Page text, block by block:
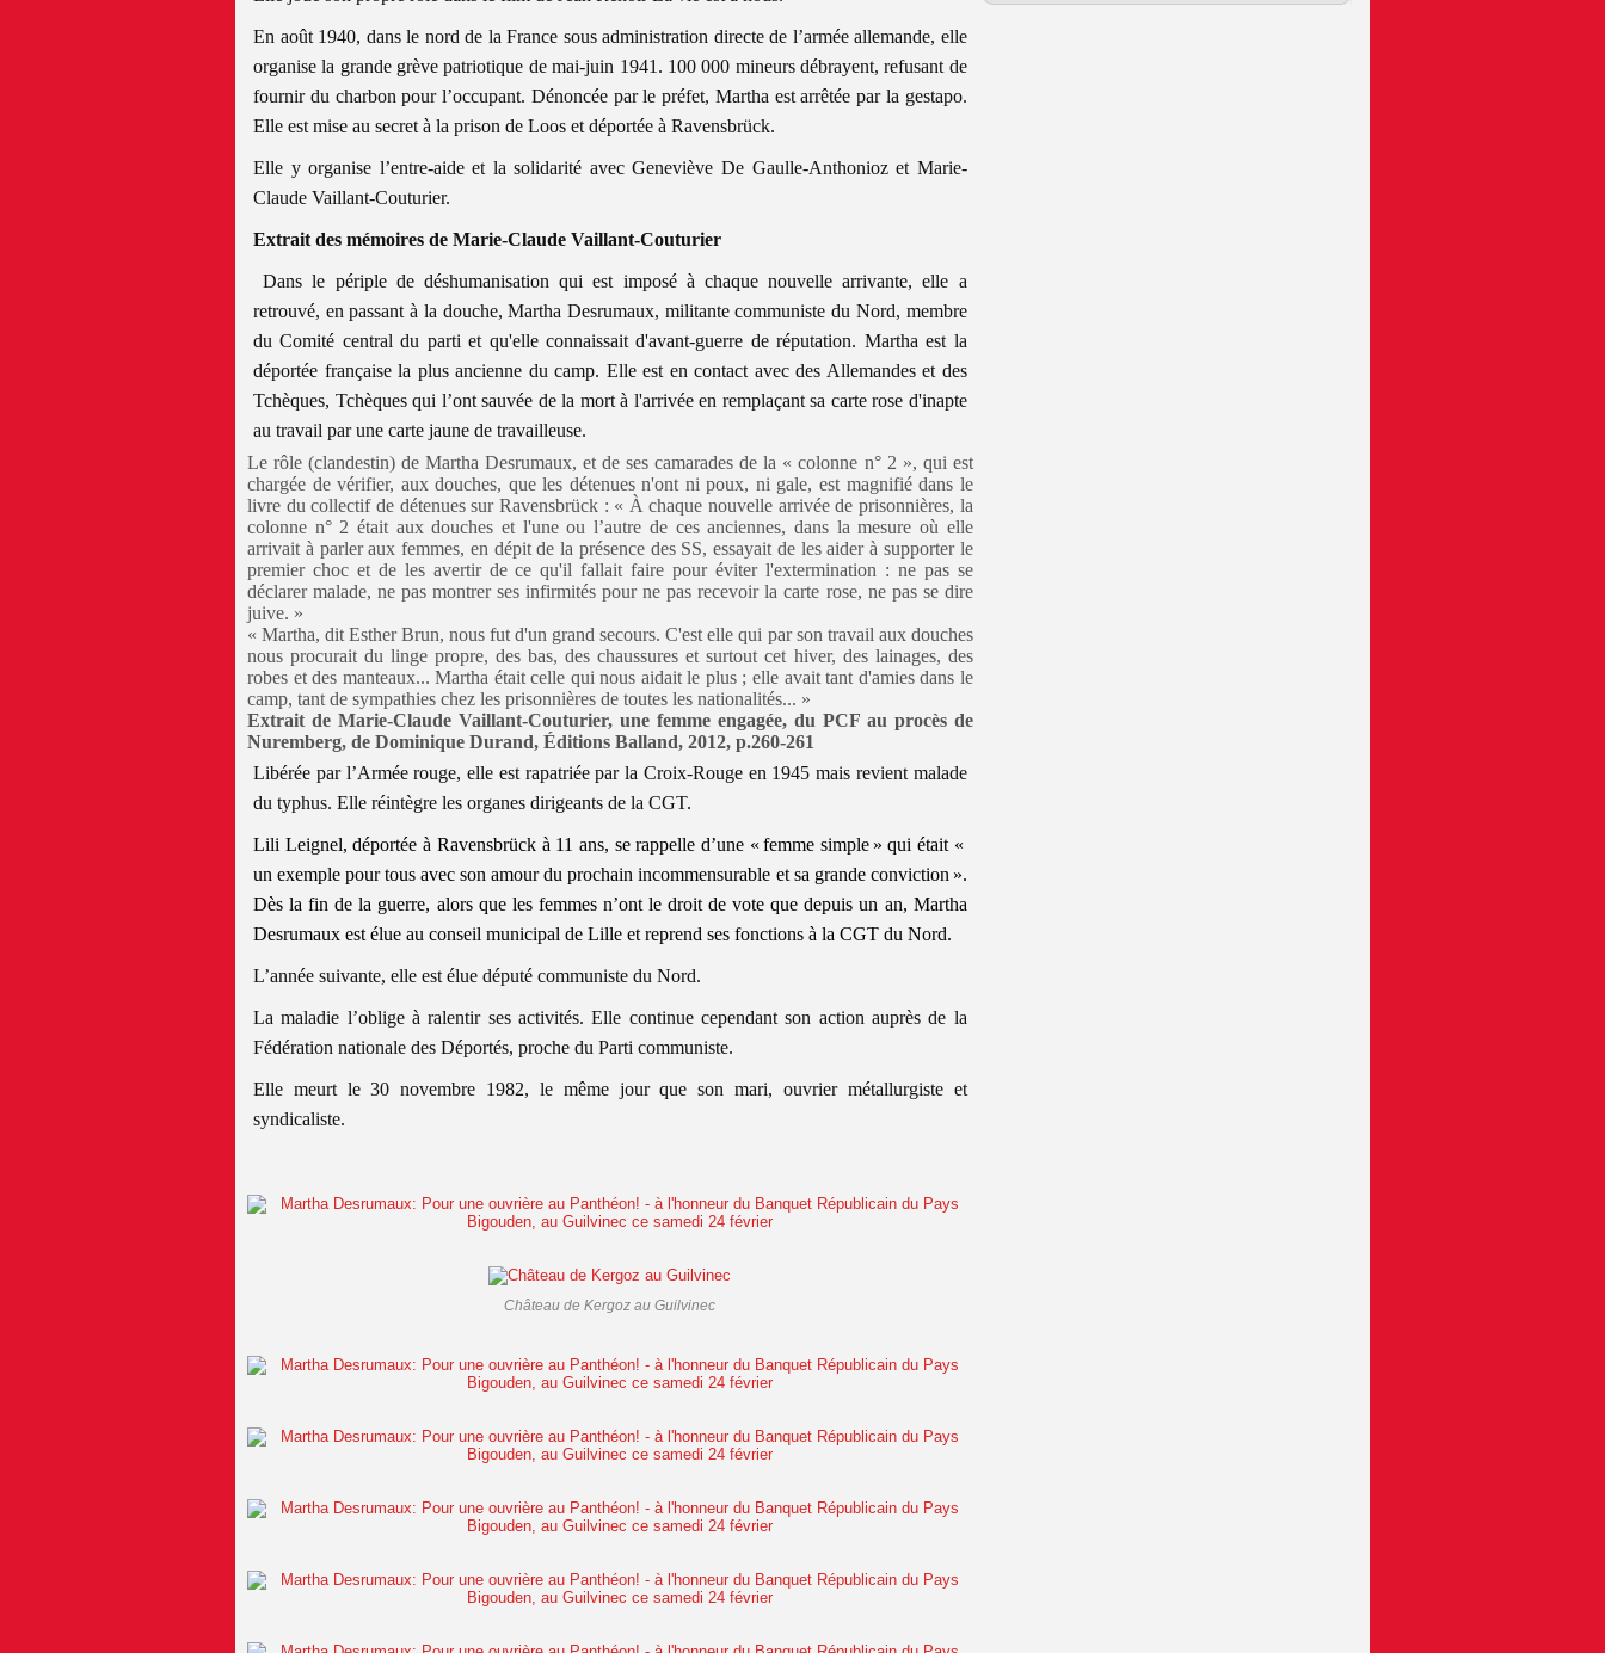
En août 1940, dans le nord de la France sous administration directe de l’armée allemande, elle
organise la grande grève patriotique de mai-juin 1941. 100 000 mineurs débrayent, refusant de
fournir du charbon pour l’occupant. Dénoncée par le préfet, Martha est arrêtée par la gestapo.
Elle est mise au secret à la prison de Loos et déportée à Ravensbrück.
Elle y organise l’entre-aide et la solidarité avec Geneviève De Gaulle-Anthonioz et Marie-
Claude Vaillant-Couturier.
Extrait des mémoires de Marie-Claude Vaillant-Couturier
Dans le périple de déshumanisation qui est imposé à chaque nouvelle arrivante, elle a
retrouvé, en passant à la douche, Martha Desrumaux, militante communiste du Nord, membre
du Comité central du parti et qu'elle connaissait d'avant-guerre de réputation. Martha est la
déportée française la plus ancienne du camp. Elle est en contact avec des Allemandes et des
Tchèques, Tchèques qui l’ont sauvée de la mort à l'arrivée en remplaçant sa carte rose d'inapte
au travail par une carte jaune de travailleuse.
Le rôle (clandestin) de Martha Desrumaux, et de ses camarades de la « colonne n° 2 », qui est
chargée de vérifier, aux douches, que les détenues n'ont ni poux, ni gale, est magnifié dans le
livre du collectif de détenues sur Ravensbrück : « À chaque nouvelle arrivée de prisonnières, la
colonne n° 2 était aux douches et l'une ou l’autre de ces anciennes, dans la mesure où elle
arrivait à parler aux femmes, en dépit de la présence des SS, essayait de les aider à supporter le
premier choc et de les avertir de ce qu'il fallait faire pour éviter l'extermination : ne pas se
déclarer malade, ne pas montrer ses infirmités pour ne pas recevoir la carte rose, ne pas se dire
juive. »
« Martha, dit Esther Brun, nous fut d'un grand secours. C'est elle qui par son travail aux douches
nous procurait du linge propre, des bas, des chaussures et surtout cet hiver, des lainages, des
robes et des manteaux... Martha était celle qui nous aidait le plus ; elle avait tant d'amies dans le
camp, tant de sympathies chez les prisonnières de toutes les nationalités... »
Extrait de Marie-Claude Vaillant-Couturier, une femme engagée, du PCF au procès de
Nuremberg, de Dominique Durand, Éditions Balland, 2012, p.260-261
Libérée par l’Armée rouge, elle est rapatriée par la Croix-Rouge en 1945 mais revient malade
du typhus. Elle réintègre les organes dirigeants de la CGT.
Lili Leignel, déportée à Ravensbrück à 11 ans, se rappelle d’une « femme simple » qui était «
un exemple pour tous avec son amour du prochain incommensurable et sa grande conviction ».
Dès la fin de la guerre, alors que les femmes n’ont le droit de vote que depuis un an, Martha
Desrumaux est élue au conseil municipal de Lille et reprend ses fonctions à la CGT du Nord.
L’année suivante, elle est élue député communiste du Nord.
La maladie l’oblige à ralentir ses activités. Elle continue cependant son action auprès de la
Fédération nationale des Déportés, proche du Parti communiste.
Elle meurt le 30 novembre 1982, le même jour que son mari, ouvrier métallurgiste et
syndicaliste.
Château de Kergoz au Guilvinec